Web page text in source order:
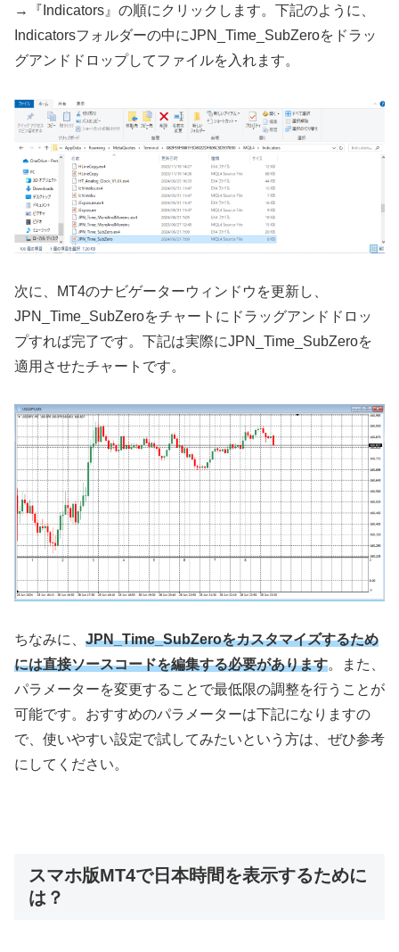
→『 Indicators 』の順にクリックします。下記のように、
Indicatorsフォルダーの中にJPN_Time_SubZeroをドラッ
グアンドドロップしてファイルを入れます。
次に、 MT4のナビゲーターウィンドウを更新し、
JPN_Time_SubZeroをチャートにドラッグアンドドロッ
プすれば完了です。下記は実際にJPN_Time_SubZeroを
適用させたチャートです。
ちなみに、 JPN_Time_SubZeroをカスタマイズするため
には直接ソースコードを編集する必要があります。また、
パラメーターを変更することで最低限の調整を行うことが
可能です。おすすめのパラメーターは下記になりますの
で、使いやすい設定で試してみたいという方は、ぜひ参考
にしてください。
スマホ版MT4で日本時間を表示するために
は？